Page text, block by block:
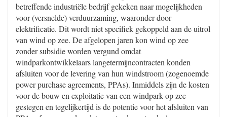
betreffende industriële bedrijf gekeken naar mogelijkheden
voor (versnelde) verduurzaming, waaronder door
elektrificatie. Dit wordt niet specifiek gekoppeld aan de uitrol
van wind op zee. De afgelopen jaren kon wind op zee
zonder subsidie worden vergund omdat
windparkontwikkelaars langetermijncontracten konden
afsluiten voor de levering van hun windstroom (zogenoemde
power purchase agreements, PPAs). Inmiddels zijn de kosten
voor de bouw en exploitatie van een windpark op zee
gestegen en tegelijkertijd is de potentie voor het afsluiten van